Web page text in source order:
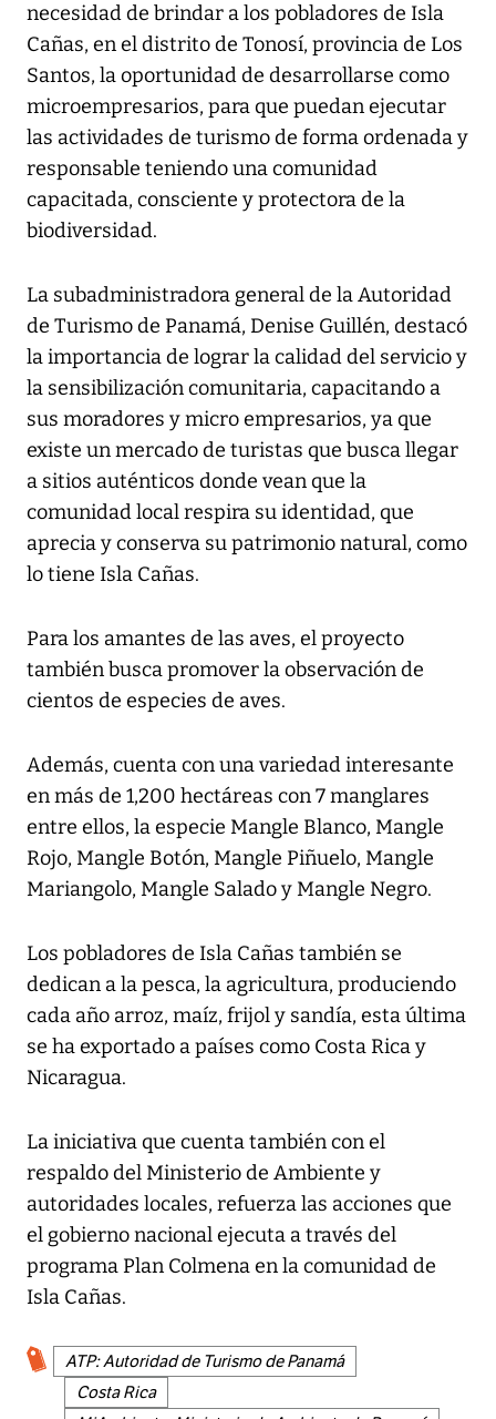
necesidad de brindar a los pobladores de Isla
Cañas, en el distrito de Tonosí, provincia de Los
Santos, la oportunidad de desarrollarse como
microempresarios, para que puedan ejecutar
las actividades de turismo de forma ordenada y
responsable teniendo una comunidad
capacitada, consciente y protectora de la
biodiversidad.
La subadministradora general de la Autoridad
de Turismo de Panamá, Denise Guillén, destacó
la importancia de lograr la calidad del servicio y
la sensibilización comunitaria, capacitando a
sus moradores y micro empresarios, ya que
existe un mercado de turistas que busca llegar
a sitios auténticos donde vean que la
comunidad local respira su identidad, que
aprecia y conserva su patrimonio natural, como
lo tiene Isla Cañas.
Para los amantes de las aves, el proyecto
también busca promover la observación de
cientos de especies de aves.
Además, cuenta con una variedad interesante
en más de 1,200 hectáreas con 7 manglares
entre ellos, la especie Mangle Blanco, Mangle
Rojo, Mangle Botón, Mangle Piñuelo, Mangle
Mariangolo, Mangle Salado y Mangle Negro.
Los pobladores de Isla Cañas también se
dedican a la pesca, la agricultura, produciendo
cada año arroz, maíz, frijol y sandía, esta última
se ha exportado a países como Costa Rica y
Nicaragua.
La iniciativa que cuenta también con el
respaldo del Ministerio de Ambiente y
autoridades locales, refuerza las acciones que
el gobierno nacional ejecuta a través del
programa Plan Colmena en la comunidad de
Isla Cañas.
ATP: Autoridad de Turismo de Panamá
Costa Rica